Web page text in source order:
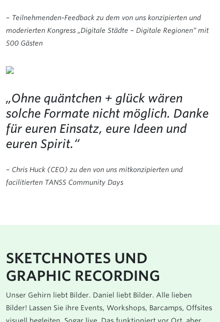
– Teilnehmenden-Feedback zu dem von uns konzipierten und
moderierten Kongress „Digitale Städte – Digitale Regionen“ mit
500 Gästen
„Ohne quäntchen + glück wären
solche Formate nicht möglich. Danke
für euren Einsatz, eure Ideen und
euren Spirit.“
– Chris Huck (CEO) zu den von uns mitkonzipierten und
facilitierten TANSS Community Days
SKETCHNOTES UND
GRAPHIC RECORDING
Unser Gehirn liebt Bilder. Daniel liebt Bilder. Alle lieben
Bilder! Lassen Sie ihre Events, Workshops, Barcamps, Offsites